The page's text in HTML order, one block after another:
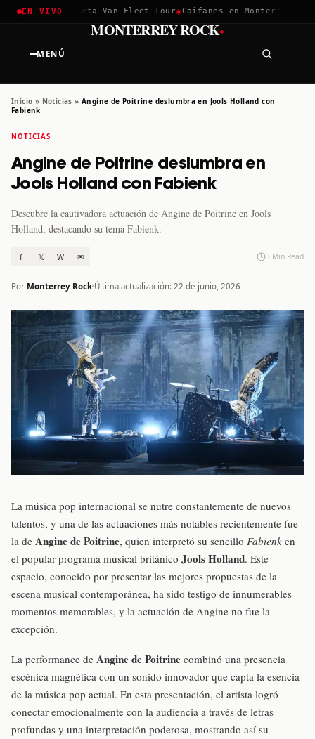
EN VIVO
2026 ✱Greta Van Fleet Tour✱Caifanes en Monterrey · 12
MENÚ
MONTERREY ROCK·
Inicio » Noticias » Angine de Poitrine deslumbra en Jools Holland con
Fabienk
NOTICIAS
Angine de Poitrine deslumbra en
Jools Holland con Fabienk
Descubre la cautivadora actuación de Angine de Poitrine en Jools
Holland, destacando su tema Fabienk.
f 𝕏 W ✉ 3 Min Read
Por Monterrey Rock Última actualización: 22 de junio, 2026
La música pop internacional se nutre constantemente de nuevos
talentos, y una de las actuaciones más notables recientemente fue
la de Angine de Poitrine, quien interpretó su sencillo Fabienk en
el popular programa musical británico Jools Holland. Este
espacio, conocido por presentar las mejores propuestas de la
escena musical contemporánea, ha sido testigo de innumerables
momentos memorables, y la actuación de Angine no fue la
excepción.
La performance de Angine de Poitrine combinó una presencia
escénica magnética con un sonido innovador que capta la esencia
de la música pop actual. En esta presentación, el artista logró
conectar emocionalmente con la audiencia a través de letras
profundas y una interpretación poderosa, mostrando así su